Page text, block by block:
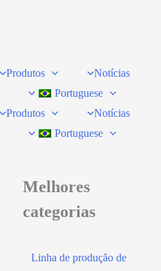
Produtos
Notícias
Portuguese
Produtos
Notícias
Portuguese
Melhores
categorias
Linha de produção de